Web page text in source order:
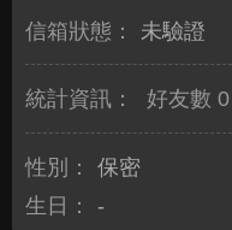
信箱狀態： 未驗證
統計資訊： 好友數 0
性別：
保密
生日：
-